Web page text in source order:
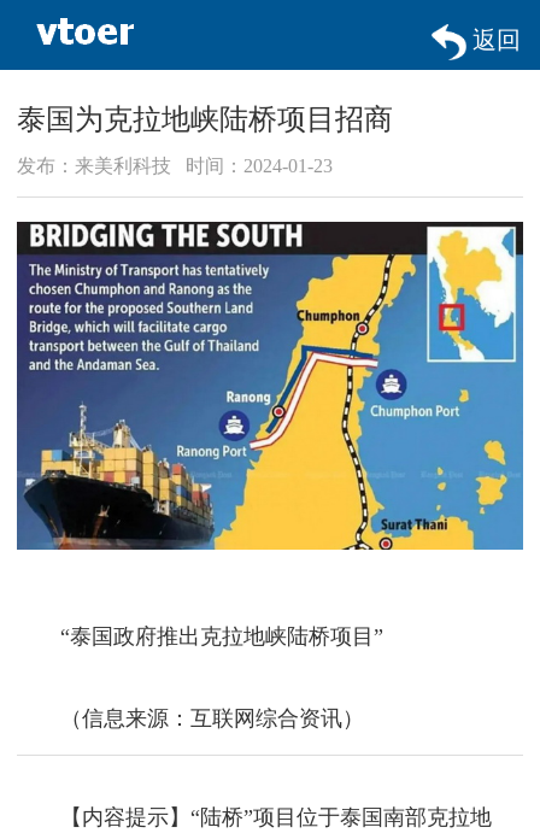
返回
泰国为克拉地峡陆桥项目招商
发布：来美利科技 时间：2024-01-23
“泰国政府推出克拉地峡陆桥项目”
（信息来源：互联网综合资讯）
【内容提示】“陆桥”项目位于泰国南部克拉地